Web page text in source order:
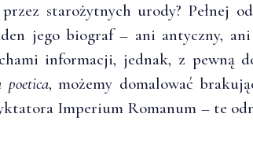
starożytnych urody? Pełnej
jego biograf – ani antyczny, ani
informacji, jednak, z pewną
poetica, możemy domalować
Imperium Romanum – te